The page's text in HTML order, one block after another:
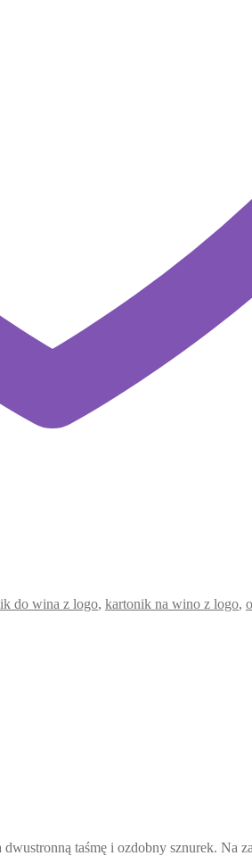
do wina z logo, kartonik na wino z logo,
taśmę i ozdobny sznurek. Na